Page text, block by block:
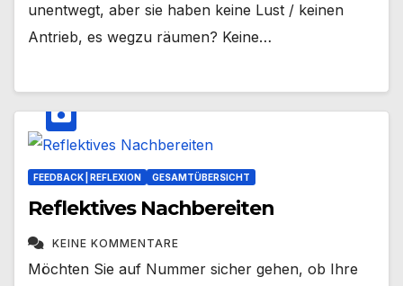
unentwegt, aber sie haben keine Lust / keinen
Antrieb, es wegzu räumen? Keine…
FEEDBACK | REFLEXION GESAMTÜBERSICHT
Reflektives Nachbereiten
KEINE KOMMENTARE
Möchten Sie auf Nummer sicher gehen, ob Ihre